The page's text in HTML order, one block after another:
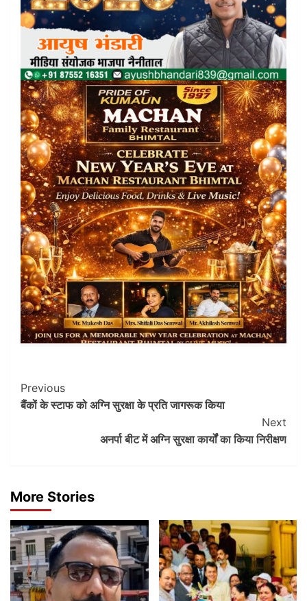
Post
Navigation
Previous
बैंकों के स्टाफ को अग्नि सुरक्षा के प्रति जागरूक किया
Next
अनर्पा बीट में अग्नि सुरक्षा कार्यों का किया निरीक्षण
More Stories